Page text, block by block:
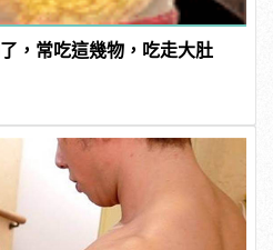
，常吃這幾物，吃走大肚